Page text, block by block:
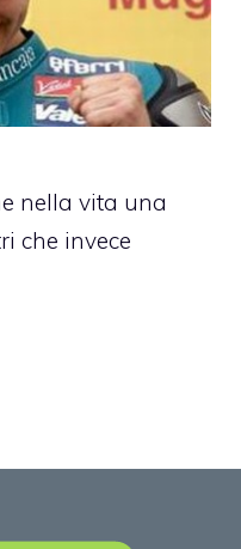
nella vita una
che invece